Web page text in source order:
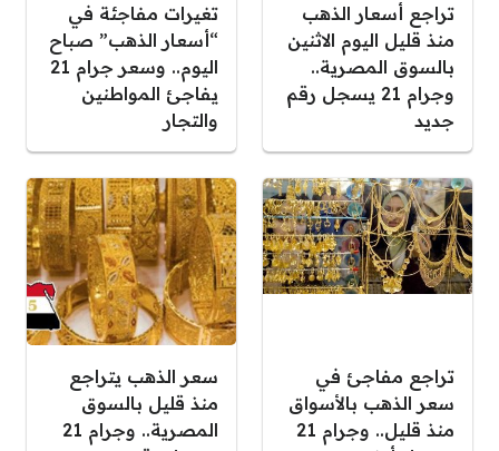
تراجع أسعار الذهب
منذ قليل اليوم الاثنين
بالسوق المصرية..
وجرام 21 يسجل رقم
جديد
تغيرات مفاجئة في
“أسعار الذهب” صباح
اليوم.. وسعر جرام 21
يفاجئ المواطنين
والتجار
تراجع مفاجئ في
سعر الذهب بالأسواق
منذ قليل.. وجرام 21
سعر الذهب يتراجع
منذ قليل بالسوق
المصرية.. وجرام 21